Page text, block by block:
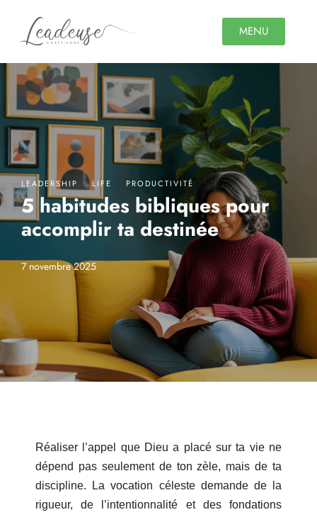
MENU
LEADERSHIP ·LIFE PRODUCTIVITÉ
5 habitudes bibliques pour
accomplir ta destinée
7 novembre 2025
Réaliser l’appel que Dieu a placé sur ta vie ne
dépend pas seulement de ton zèle, mais de ta
discipline. La vocation céleste demande de la
rigueur, de l’intentionnalité et des fondations